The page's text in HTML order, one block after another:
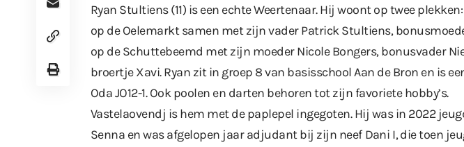
Ryan Stultiens (11) is een echte Weertenaar. Hij woont op twee
op de Oelemarkt samen met zijn vader Patrick Stultiens,
op de Schuttebeemd met zijn moeder Nicole Bongers, bonusvader
broertje Xavi. Ryan zit in groep 8 van basisschool Aan de Bron en is
Oda JO12-1. Ook poolen en darten behoren tot zijn favoriete hobby’s.
Vastelaovendj is hem met de paplepel ingegoten. Hij was in 2022
Senna en was afgelopen jaar adjudant bij zijn neef Dani I, die toen